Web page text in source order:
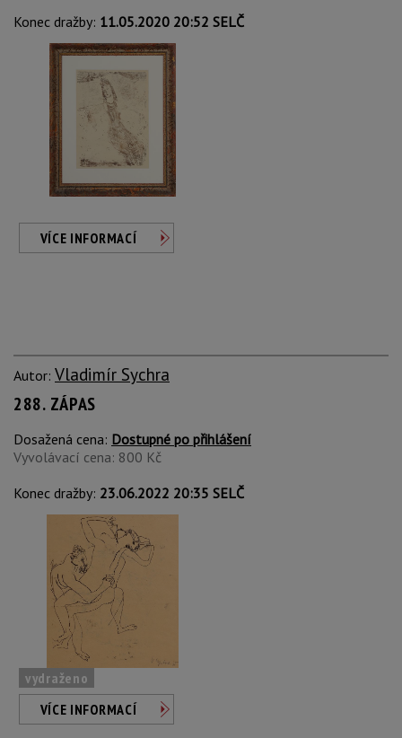
Konec dražby: 11.05.2020 20:52 SELČ
VÍCE INFORMACÍ
Autor: Vladimír Sychra
288. ZÁPAS
Dosažená cena: Dostupné po přihlášení
Vyvolávací cena: 800 Kč
Konec dražby: 23.06.2022 20:35 SELČ
vydraženo
VÍCE INFORMACÍ